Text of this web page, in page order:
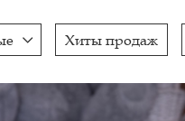
Хиты продаж